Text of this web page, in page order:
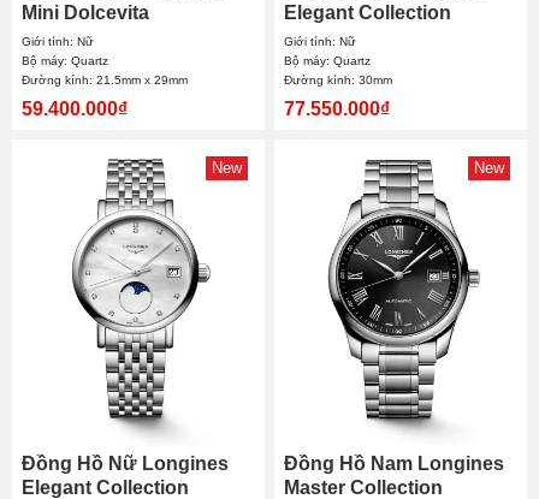
Mini Dolcevita
L5.200.4.75.6 21.5x29mm
Giới tính: Nữ
Bộ máy: Quartz
Đường kính: 21.5mm x 29mm
59.400.000₫
Elegant Collection
Moonphase L4.330.5.87.7
30mm
Giới tính: Nữ
Bộ máy: Quartz
Đường kính: 30mm
77.550.000₫
New
Đồng Hồ Nữ Longines
Elegant Collection
New
Đồng Hồ Nam Longines
Master Collection